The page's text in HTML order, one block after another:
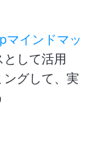
マインドマッ
して活用
ングして、実